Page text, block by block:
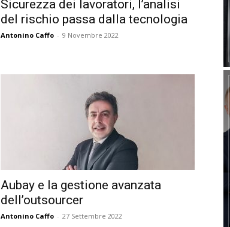
Sicurezza dei lavoratori, l’analisi
del rischio passa dalla tecnologia
Antonino Caffo - 9 Novembre 2022
Aubay e la gestione avanzata
dell’outsourcer
Antonino Caffo - 27 Settembre 2022